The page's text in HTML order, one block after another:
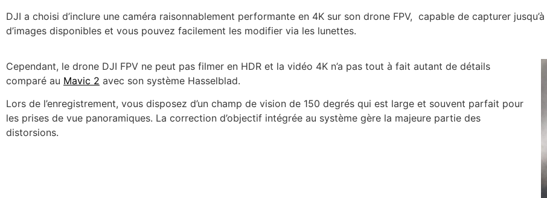
DJI a choisi d’inclure une caméra raisonnablement performante en 4K sur son drone FPV, capable de capturer
d’images disponibles et vous pouvez facilement les modifier via les lunettes.
Cependant, le drone DJI FPV ne peut pas filmer en HDR et la vidéo 4K n’a pas tout à fait autant de détails
comparé au Mavic 2 avec son système Hasselblad.
Lors de l’enregistrement, vous disposez d’un champ de vision de 150 degrés qui est large et souvent parfait pour
les prises de vue panoramiques. La correction d’objectif intégrée au système gère la majeure partie des
distorsions.